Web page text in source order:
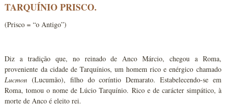
TARQUÍNIO PRISCO.
(Prisco = “o Antigo”)
Diz a tradição que, no reinado de Anco Márcio, chegou a Roma,
proveniente da cidade de Tarquínios, um homem rico e enérgico chamado
Lucmon(Lucumão), filho do coríntio Demarato. Estabelecendo-se em
Roma, tomou o nome de Lúcio Tarquínio. Rico e de carácter simpático, à
morte de Anco é eleito rei.